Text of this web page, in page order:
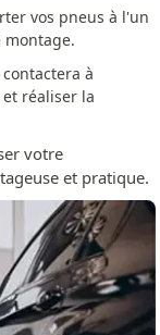
vos pneus à l'un
à
réaliser la
votre
et pratique.